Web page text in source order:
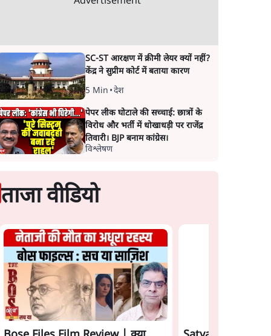
SC-ST आरक्षण में क्रीमी लेयर क्यों नहीं?
केंद्र ने सुप्रीम कोर्ट में बताया कारण
5 Min •देश
पेपर लीक घोटाले की सच्चाई: छात्रों के
विरोध और भर्ती में धोखाधड़ी पर राजेंद्र
तिवारी। BJP बनाम कांग्रेस।
विश्लेषण
ताजा वीडियो